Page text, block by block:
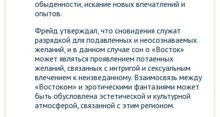
обыденности, искание новых впечатлений и
опытов.
Фрейд утверждал, что сновидения служат
разрядкой для подавленных и неосознаваемых
желаний, и в данном случае сон о «Восток»
может являться проявлением потаенных
желаний, связанных с интригой и сексуальным
влечением к неизведанному. Взаимосвязь между
«Востоком» и эротическими фантазиями может
быть обусловлена эстетической и культурной
атмосферой, связанной с этим регионом.